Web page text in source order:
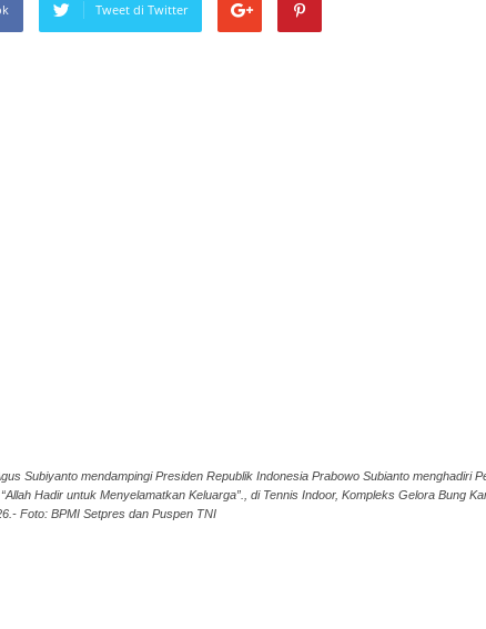
Tweet di Twitter
Subiyanto mendampingi Presiden Republik Indonesia Prabowo Subianto menghadiri
Hadir untuk Menyelamatkan Keluarga”., di Tennis Indoor, Kompleks Gelora Bung
Foto: BPMI Setpres dan Puspen TNI